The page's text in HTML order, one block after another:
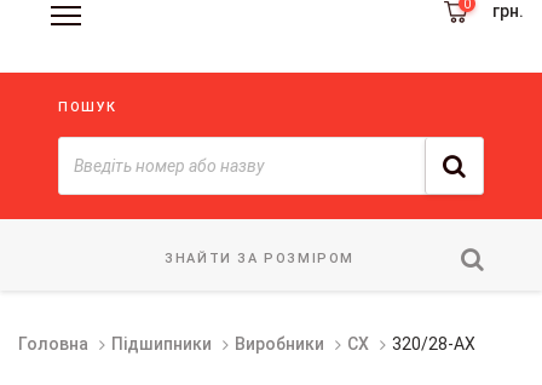
грн.
ПОШУК
ЗНАЙТИ ЗА РОЗМІРОМ
Головна Підшипники Виробники CX 320/28-AX